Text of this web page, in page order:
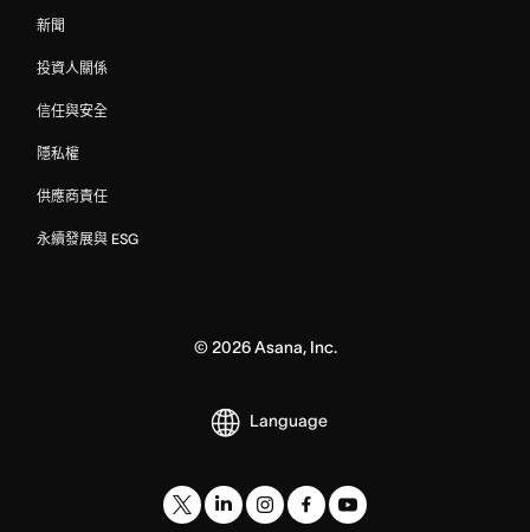
新聞
投資人關係
信任與安全
隱私權
供應商責任
永續發展與 ESG
© 2026Asana, Inc.
Language